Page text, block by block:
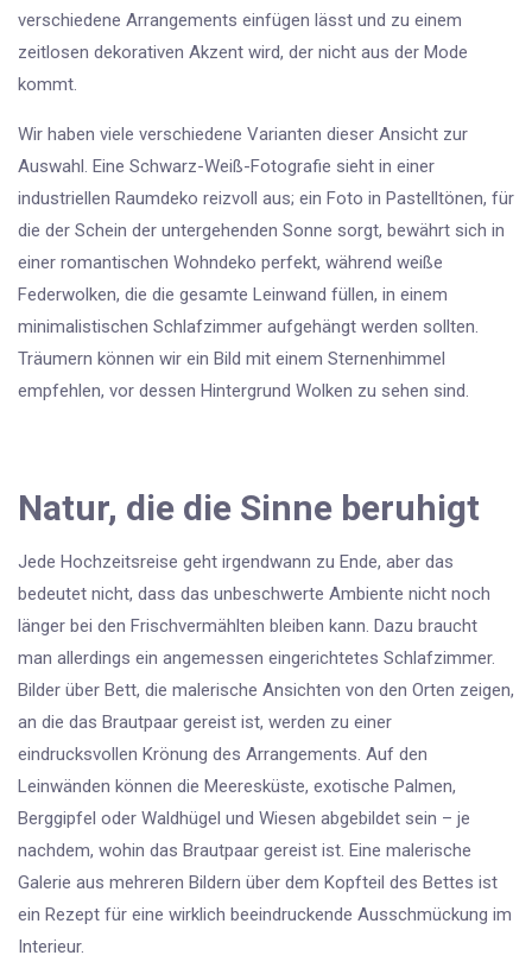
verschiedene Arrangements einfügen lässt und zu einem
zeitlosen dekorativen Akzent wird, der nicht aus der Mode
kommt.
Wir haben viele verschiedene Varianten dieser Ansicht zur
Auswahl. Eine Schwarz-Weiß-Fotografie sieht in einer
industriellen Raumdeko reizvoll aus; ein Foto in Pastelltönen, für
die der Schein der untergehenden Sonne sorgt, bewährt sich in
einer romantischen Wohndeko perfekt, während weiße
Federwolken, die die gesamte Leinwand füllen, in einem
minimalistischen Schlafzimmer aufgehängt werden sollten.
Träumern können wir ein Bild mit einem Sternenhimmel
empfehlen, vor dessen Hintergrund Wolken zu sehen sind.
Natur, die die Sinne beruhigt
Jede Hochzeitsreise geht irgendwann zu Ende, aber das
bedeutet nicht, dass das unbeschwerte Ambiente nicht noch
länger bei den Frischvermählten bleiben kann. Dazu braucht
man allerdings ein angemessen eingerichtetes Schlafzimmer.
Bilder über Bett, die malerische Ansichten von den Orten zeigen,
an die das Brautpaar gereist ist, werden zu einer
eindrucksvollen Krönung des Arrangements. Auf den
Leinwänden können die Meeresküste, exotische Palmen,
Berggipfel oder Waldhügel und Wiesen abgebildet sein – je
nachdem, wohin das Brautpaar gereist ist. Eine malerische
Galerie aus mehreren Bildern über dem Kopfteil des Bettes ist
ein Rezept für eine wirklich beeindruckende Ausschmückung im
Interieur.